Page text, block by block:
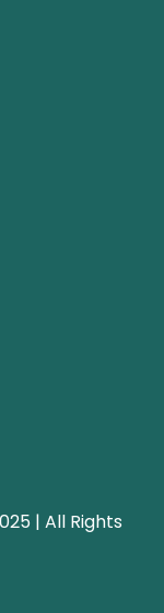
| All Rights